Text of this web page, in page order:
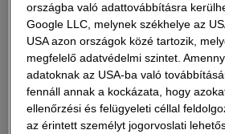
A felelősség kizárása alól kivételt
azok az egyéb károk, amelyek a
kötelességszegésünkön, illetve
illetve közreműködőink szándékos
gondatlan kötelességszegésén
Weboldalunk akadálymentes.
országba való adattovábbításra
Google LLC, melynek székhelye az
USA azon országok közé tartozik,
megfelelő adatvédelmi szintet.
adatoknak az USA-ba való
fennáll annak a kockázata, hogy
ellenőrzési és felügyeleti céllal
az érintett személyt jogorvoslati